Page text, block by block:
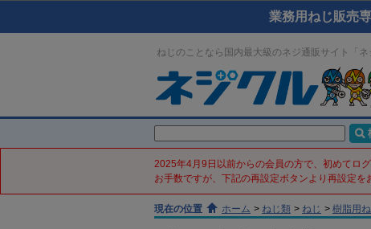
業務用ねじ販売
ねじのことなら国内最大級のネジ通販サイト「ネ
2025年4月9日以前からの会員の方で、初めてロ
お手数ですが、下記の再設定ボタンより再設定を
現在の位置 ホーム > ねじ類 > ねじ > 樹脂用